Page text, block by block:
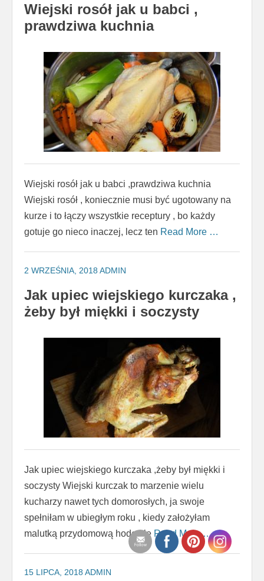
Wiejski rosół jak u babci ,
prawdziwa kuchnia
Wiejski rosół jak u babci ,prawdziwa kuchnia
Wiejski rosół , koniecznie musi być ugotowany na
kurze i to łączy wszystkie receptury , bo każdy
gotuje go nieco inaczej, lecz ten Read More …
2 WRZEŚNIA, 2018 ADMIN
Jak upiec wiejskiego kurczaka ,
żeby był miękki i soczysty
Jak upiec wiejskiego kurczaka ,żeby był miękki i
soczysty Wiejski kurczak to marzenie wielu
kucharzy nawet tych domorosłych, ja swoje
spełniłam w ubiegłym roku , kiedy założyłam
malutką przydomową hodowlę Read More …
15 LIPCA, 2018 ADMIN